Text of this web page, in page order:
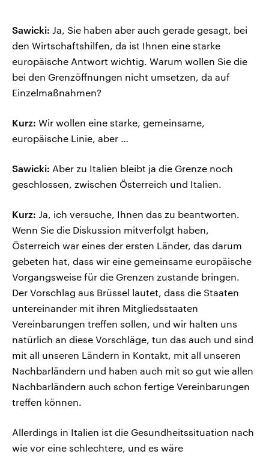
Sawicki: Ja, Sie haben aber auch gerade gesagt, bei
den Wirtschaftshilfen, da ist Ihnen eine starke
europäische Antwort wichtig. Warum wollen Sie die
bei den Grenzöffnungen nicht umsetzen, da auf
Einzelmaßnahmen?
Kurz: Wir wollen eine starke, gemeinsame,
europäische Linie, aber …
Sawicki: Aber zu Italien bleibt ja die Grenze noch
geschlossen, zwischen Österreich und Italien.
Kurz: Ja, ich versuche, Ihnen das zu beantworten.
Wenn Sie die Diskussion mitverfolgt haben,
Österreich war eines der ersten Länder, das darum
gebeten hat, dass wir eine gemeinsame europäische
Vorgangsweise für die Grenzen zustande bringen.
Der Vorschlag aus Brüssel lautet, dass die Staaten
untereinander mit ihren Mitgliedsstaaten
Vereinbarungen treffen sollen, und wir halten uns
natürlich an diese Vorschläge, tun das auch und sind
mit all unseren Ländern in Kontakt, mit all unseren
Nachbarländern und haben auch mit so gut wie allen
Nachbarländern auch schon fertige Vereinbarungen
treffen können.
Allerdings in Italien ist die Gesundheitssituation nach
wie vor eine schlechtere, und es wäre